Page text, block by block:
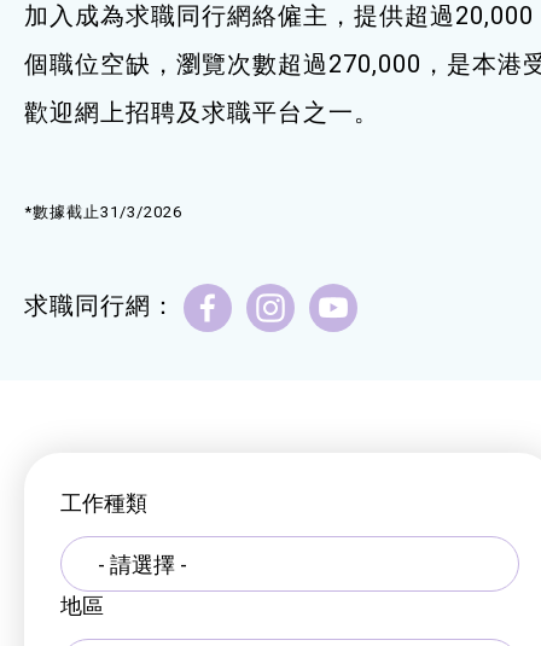
加入成為求職同行網絡僱主，提供超過20,000
個職位空缺，瀏覽次數超過270,000，是本港
歡迎網上招聘及求職平台之一。
*數據截止31/3/2026
求職同行網：
工作種類
- 請選擇 -
地區